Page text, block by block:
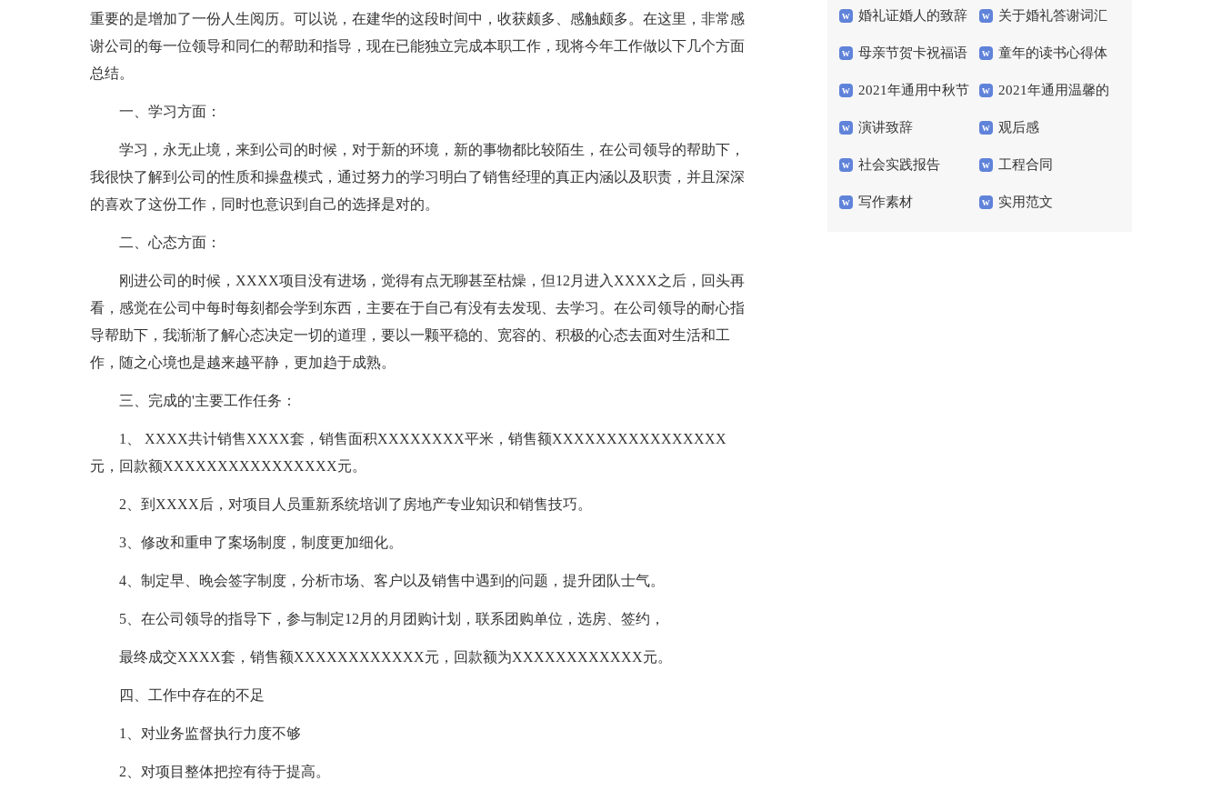
重要的是增加了一份人生阅历。可以说，在建华的这段时间中，收获颇多、感触颇多。在这里，非常感
谢公司的每一位领导和同仁的帮助和指导，现在已能独立完成本职工作，现将今年工作做以下几个方面
总结。
一、学习方面：
学习，永无止境，来到公司的时候，对于新的环境，新的事物都比较陌生，在公司领导的帮助下，
我很快了解到公司的性质和操盘模式，通过努力的学习明白了销售经理的真正内涵以及职责，并且深深
的喜欢了这份工作，同时也意识到自己的选择是对的。
二、心态方面：
刚进公司的时候，XXXX项目没有进场，觉得有点无聊甚至枯燥，但12月进入XXXX之后，回头再
看，感觉在公司中每时每刻都会学到东西，主要在于自己有没有去发现、去学习。在公司领导的耐心指
导帮助下，我渐渐了解心态决定一切的道理，要以一颗平稳的、宽容的、积极的心态去面对生活和工
作，随之心境也是越来越平静，更加趋于成熟。
三、完成的'主要工作任务：
1、 XXXX共计销售XXXX套，销售面积XXXXXXXX平米，销售额XXXXXXXXXXXXXXXX
元，回款额XXXXXXXXXXXXXXXX元。
2、到XXXX后，对项目人员重新系统培训了房地产专业知识和销售技巧。
3、修改和重申了案场制度，制度更加细化。
4、制定早、晚会签字制度，分析市场、客户以及销售中遇到的问题，提升团队士气。
5、在公司领导的指导下，参与制定12月的月团购计划，联系团购单位，选房、签约，
最终成交XXXX套，销售额XXXXXXXXXXXX元，回款额为XXXXXXXXXXXX元。
四、工作中存在的不足
1、对业务监督执行力度不够
2、对项目整体把控有待于提高。
的晚安心语微信71句 职报告4篇
婚礼证婚人的致辞
范文（通用7篇）
关于婚礼答谢词汇
编五篇
母亲节贺卡祝福语 童年的读书心得体
会
2021年通用中秋节
祝贺词汇总54条
2021年通用温馨的
晚安心语语录40句
演讲致辞 观后感
社会实践报告 工程合同
写作素材 实用范文